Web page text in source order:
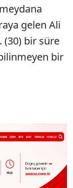
gelen Ali
(30) bir süre
bir